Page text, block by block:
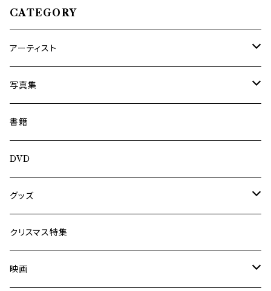
CATEGORY
アーティスト
内海利勝
南博
ASA-CHANG
Jun Kawabata
Mooney
ミャンマー伝統音楽
写真集
Jun Kawabata
旅の記憶
書籍
DVD
グッズ
Tシャツ
クリスマス特集
映画